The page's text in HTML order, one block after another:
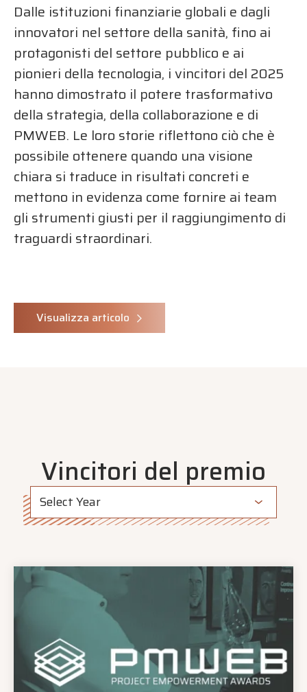
Dalle istituzioni finanziarie globali e dagli
innovatori nel settore della sanità, fino ai
protagonisti del settore pubblico e ai
pionieri della tecnologia, i vincitori del 2025
hanno dimostrato il potere trasformativo
della strategia, della collaborazione e di
PMWEB. Le loro storie riflettono ciò che è
possibile ottenere quando una visione
chiara si traduce in risultati concreti e
mettono in evidenza come fornire ai team
gli strumenti giusti per il raggiungimento di
traguardi straordinari.
Visualizza articolo
Vincitori del premio
Select Year